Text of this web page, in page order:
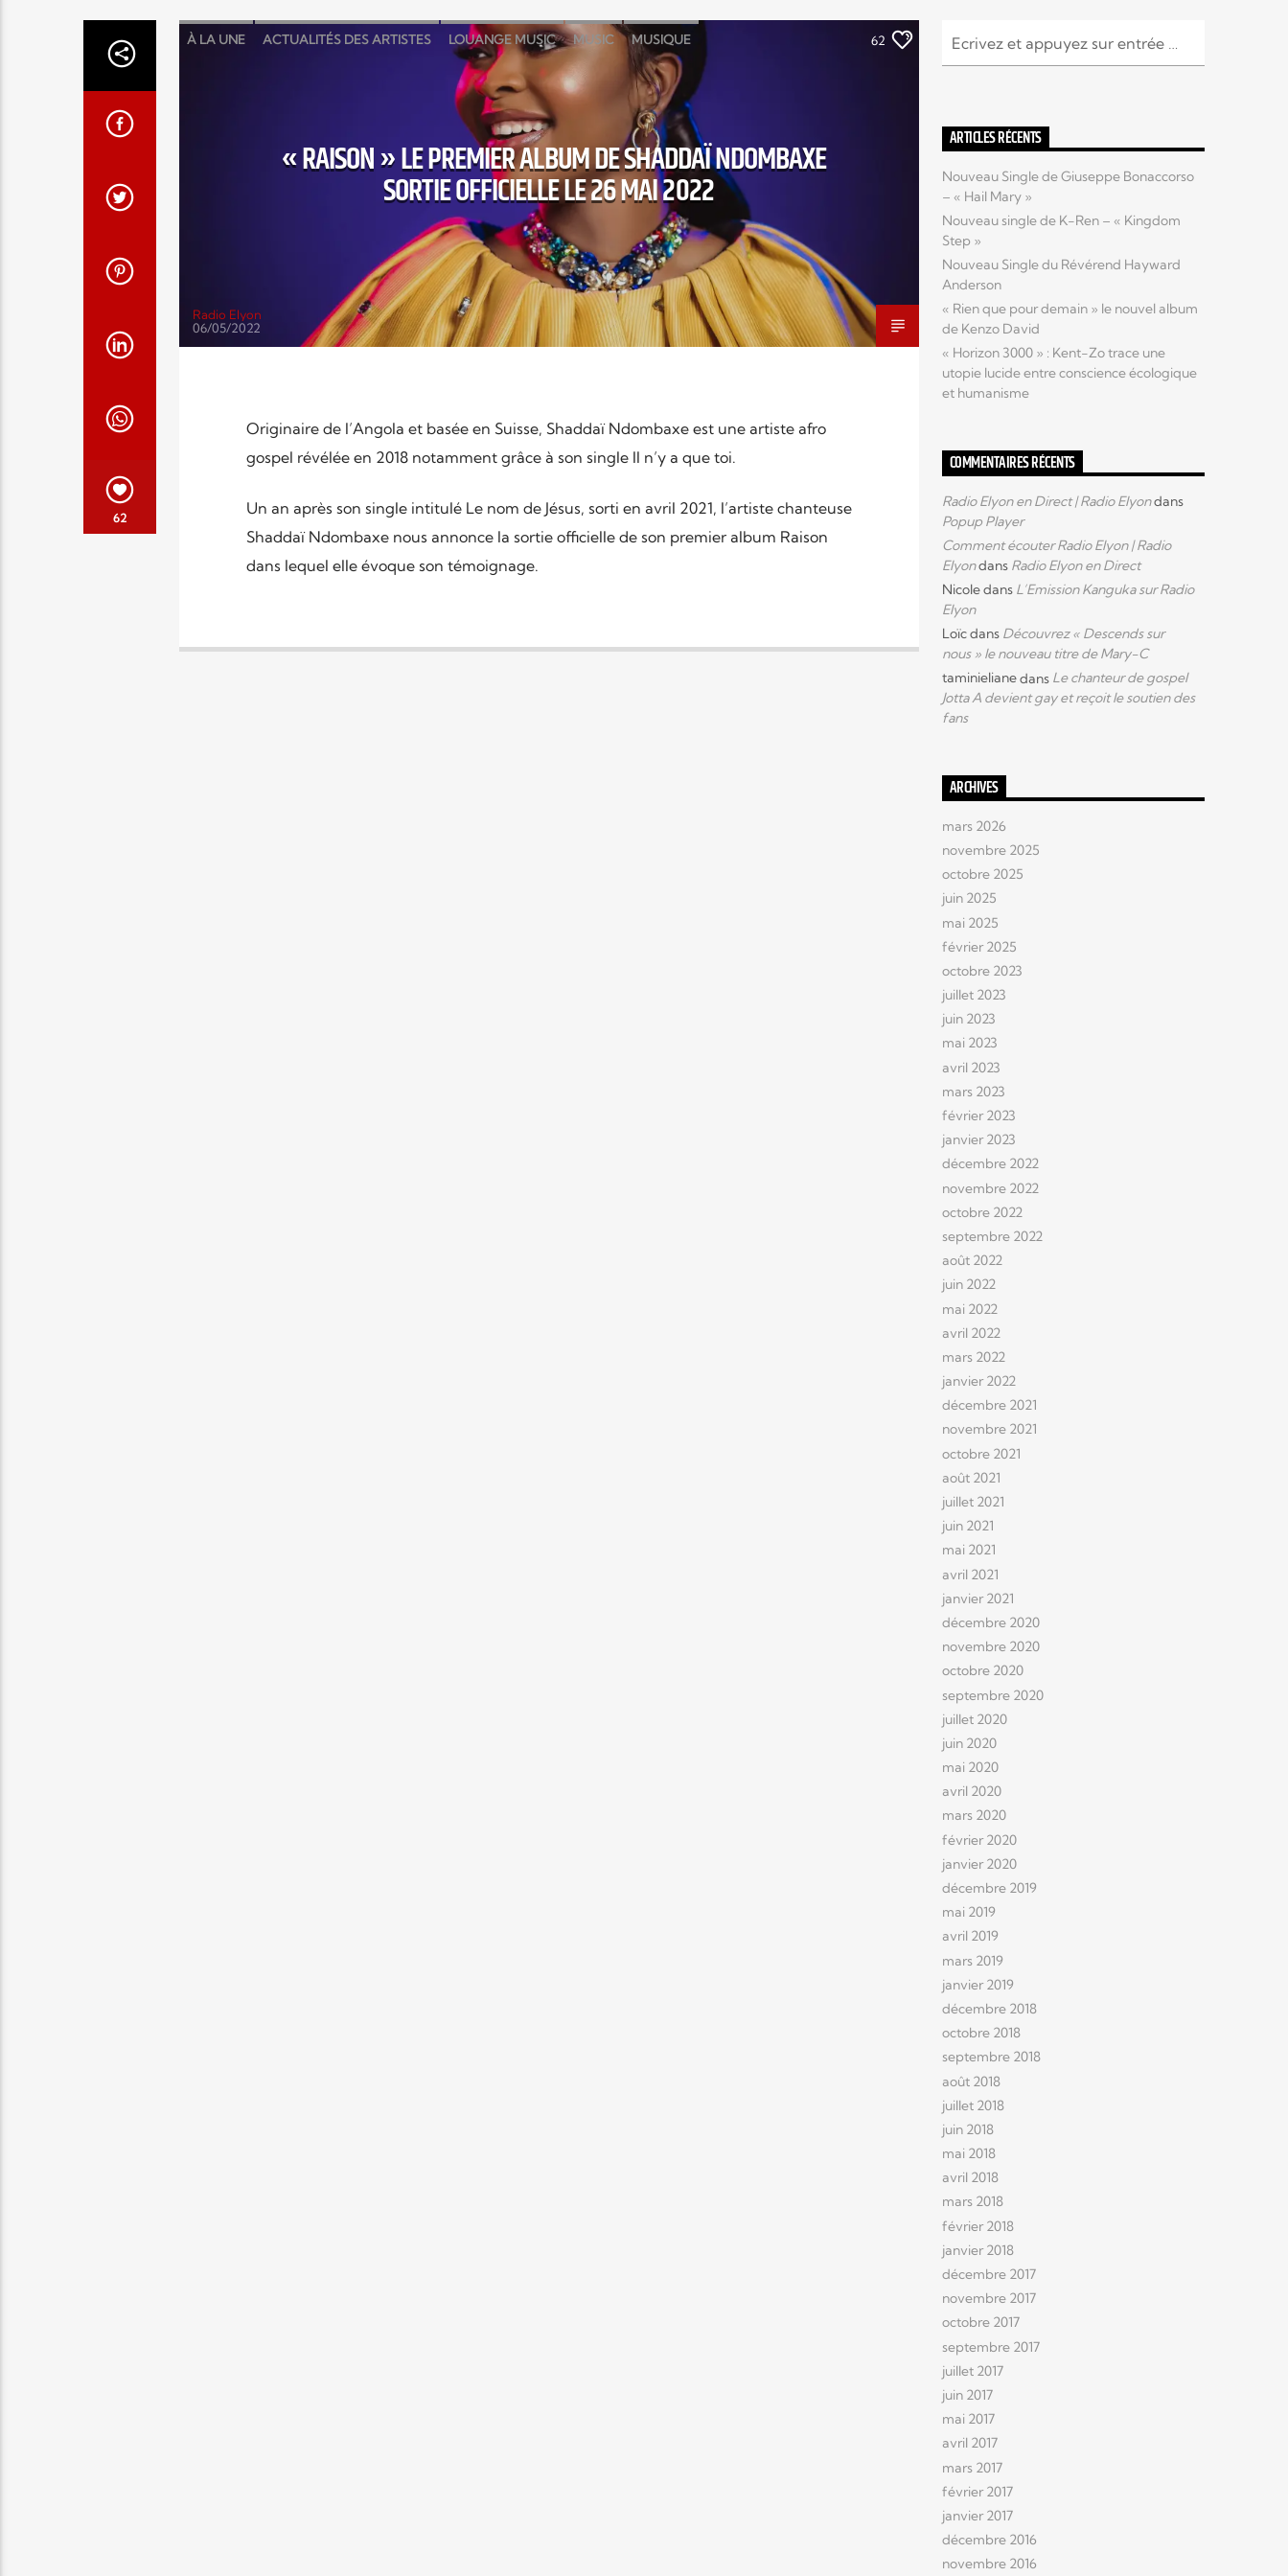
62
À LA UNE ACTUALITÉS DES ARTISTES LOUANGE MUSIC MUSIC MUSIQUE 62
« RAISON » LE PREMIER ALBUM DE SHADDAÏ NDOMBAXE
SORTIE OFFICIELLE LE 26 MAI 2022
Radio Elyon
06/05/2022
Originaire de l’Angola et basée en Suisse, Shaddaï Ndombaxe est une artiste afro
gospel révélée en 2018 notamment grâce à son single Il n’y a que toi.
Un an après son single intitulé Le nom de Jésus, sorti en avril 2021, l’artiste chanteuse
Shaddaï Ndombaxe nous annonce la sortie officielle de son premier album Raison
dans lequel elle évoque son témoignage.
ARTICLES RÉCENTS
Nouveau Single de Giuseppe Bonaccorso
– « Hail Mary »
Nouveau single de K-Ren – « Kingdom
Step »
Nouveau Single du Révérend Hayward
Anderson
« Rien que pour demain » le nouvel album
de Kenzo David
« Horizon 3000 » : Kent-Zo trace une
utopie lucide entre conscience écologique
et humanisme
COMMENTAIRES RÉCENTS
Radio Elyon en Direct | Radio Elyondans
Popup Player
Comment écouter Radio Elyon | Radio
Elyondans Radio Elyon en Direct
Nicoledans L’Emission Kanguka sur Radio
Elyon
Loïcdans Découvrez « Descends sur
nous » le nouveau titre de Mary-C
taminielianedans Le chanteur de gospel
Jotta A devient gay et reçoit le soutien des
fans
ARCHIVES
mars 2026
novembre 2025
octobre 2025
juin 2025
mai 2025
février 2025
octobre 2023
juillet 2023
juin 2023
mai 2023
avril 2023
mars 2023
février 2023
janvier 2023
décembre 2022
novembre 2022
octobre 2022
septembre 2022
août 2022
juin 2022
mai 2022
avril 2022
mars 2022
janvier 2022
décembre 2021
novembre 2021
octobre 2021
août 2021
juillet 2021
juin 2021
mai 2021
avril 2021
janvier 2021
décembre 2020
novembre 2020
octobre 2020
septembre 2020
juillet 2020
juin 2020
mai 2020
avril 2020
mars 2020
février 2020
janvier 2020
décembre 2019
mai 2019
avril 2019
mars 2019
janvier 2019
décembre 2018
octobre 2018
septembre 2018
août 2018
juillet 2018
juin 2018
mai 2018
avril 2018
mars 2018
février 2018
janvier 2018
décembre 2017
novembre 2017
octobre 2017
septembre 2017
juillet 2017
juin 2017
mai 2017
avril 2017
mars 2017
février 2017
janvier 2017
décembre 2016
novembre 2016